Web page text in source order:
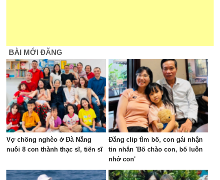
BÀI MỚI ĐĂNG
Vợ chồng nghèo ở Đà Nẵng
nuôi 8 con thành thạc sĩ, tiến sĩ
Đăng clip tìm bố, con gái nhận
tin nhắn 'Bố chào con, bố luôn
nhớ con'